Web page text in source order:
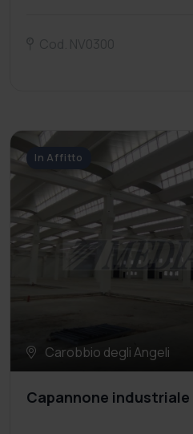
Carobbio degli Angeli
In Affitto
Capannone industriale